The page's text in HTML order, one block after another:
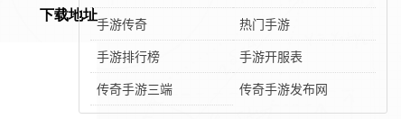
手游传奇 热门手游
手游排行榜 手游开服表
传奇手游三端 传奇手游发布网